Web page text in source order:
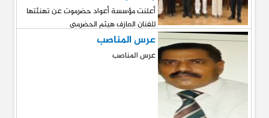
أعلنت مؤسسة أعواد حضرموت عن تهنئتها
للفنان العازف هيثم الحضرمي
عرس المناصب
عرس المناصب